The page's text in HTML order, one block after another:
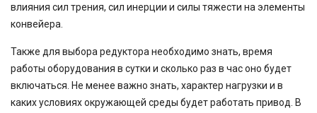
влияния сил трения, сил инерции и силы тяжести на элементы
конвейера.
Также для выбора редуктора необходимо знать, время
работы оборудования в сутки и сколько раз в час оно будет
включаться. Не менее важно знать, характер нагрузки и в
каких условиях окружающей среды будет работать привод. В